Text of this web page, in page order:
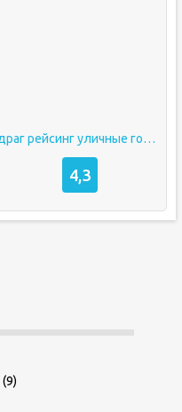
драг рейсинг уличные гонки взлоmанную
4,3
(9)